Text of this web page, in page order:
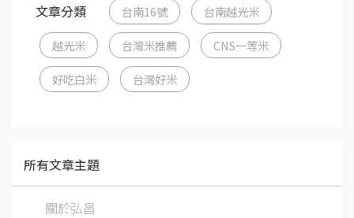
文章分類 台南16號 台南越光米
越光米 台灣米推薦 CNS一等米
好吃白米 台灣好米
所有文章主題
關於弘昌